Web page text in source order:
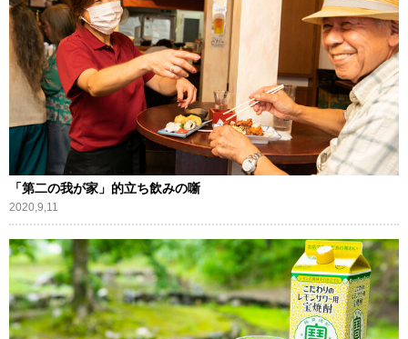
「第二の我が家」的立ち飲みの噺
2020,9,11